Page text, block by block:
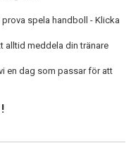
spela handboll - Klicka
alltid meddela din tränare
en dag som passar för att